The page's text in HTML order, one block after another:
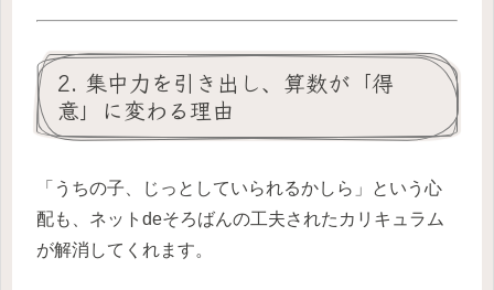
2. 集中力を引き出し、算数が「得
意」に変わる理由
「うちの子、じっとしていられるかしら」という心
配も、ネットdeそろばんの工夫されたカリキュラム
が解消してくれます。